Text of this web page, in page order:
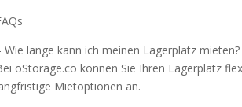
Wie lange kann ich meinen Lagerplatz mieten?
oStorage.co können Sie Ihren Lagerplatz
Mietoptionen an.